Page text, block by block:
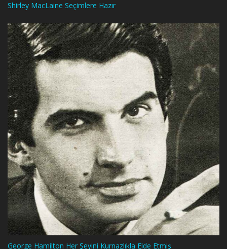
Shirley MacLaine Seçimlere Hazır
George Hamilton Her Şeyini Kurnazlıkla Elde Etmiş